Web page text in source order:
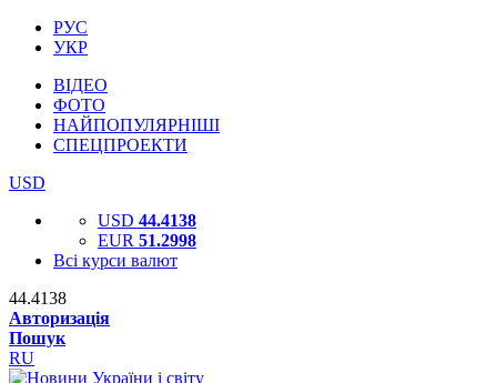
РУС
УКР
ВІДЕО
ФОТО
НАЙПОПУЛЯРНІШІ
СПЕЦПРОЕКТИ
USD
USD 44.4138
EUR 51.2998
Всі курси валют
44.4138
Авторизація
Пошук
RU